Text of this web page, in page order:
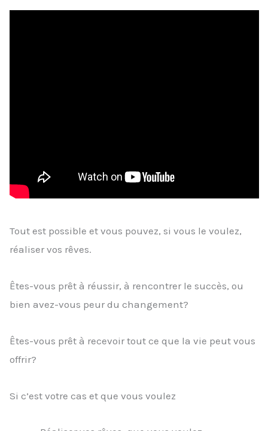
Tout est possible et vous pouvez, si vous le voulez,
réaliser vos rêves.
Êtes-vous prêt à réussir, à rencontrer le succès, ou
bien avez-vous peur du changement?
Êtes-vous prêt à recevoir tout ce que la vie peut vous
offrir?
Si c’est votre cas et que vous voulez